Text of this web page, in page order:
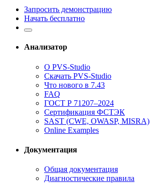
Запросить демонстрацию
Начать бесплатно
Анализатор
О PVS-Studio
Скачать PVS-Studio
Что нового в 7.43
FAQ
ГОСТ Р 71207–2024
Сертификация ФСТЭК
SAST (CWE, OWASP, MISRA)
Online Examples
Документация
Общая документация
Диагностические правила